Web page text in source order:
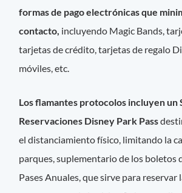
formas de pago electrónicas que
contacto, incluyendo Magic Bands,
tarjetas de crédito, tarjetas de regalo
móviles, etc.
Los flamantes protocolos incluyen un
Reservaciones Disney Park Pass
el distanciamiento físico, limitando la
parques, suplementario de los boletos
Pases Anuales, que sirve para reservar